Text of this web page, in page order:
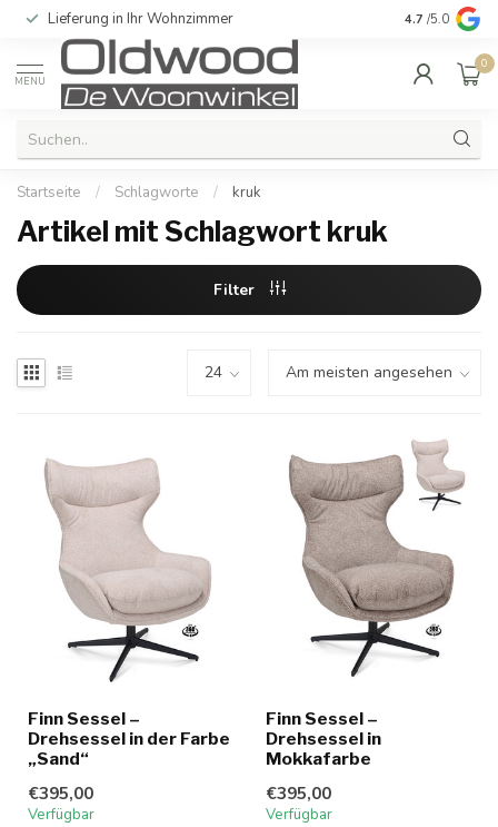
Lieferung in Ihr Wohnzimmer Qualität und
4.7 /5.0
MENU
0
Startseite / Schlagworte / kruk
Artikel mit Schlagwort kruk
Filter
Finn Sessel –
Drehsessel in der Farbe
„Sand“
€395,00
Verfügbar
Finn Sessel –
Drehsessel in
Mokkafarbe
€395,00
Verfügbar